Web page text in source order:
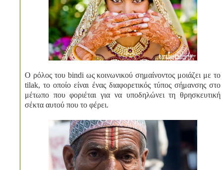
Ο ρόλος του bindi ως κοινωνικού σημαίνοντος μοιάζει με το
tilak, το οποίο είναι ένας διαφορετικός τύπος σήμανσης στο
μέτωπο που φοριέται για να υποδηλώνει τη θρησκευτική
σέκτα αυτού που το φέρει.